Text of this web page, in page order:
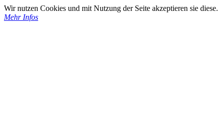
Wir nutzen Cookies und mit Nutzung der Seite akzeptieren sie diese.
Mehr Infos